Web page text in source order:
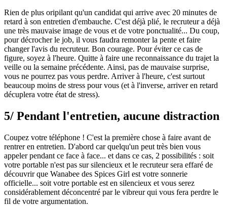
Rien de plus oripilant qu'un candidat qui arrive avec 20 minutes de
retard à son entretien d'embauche. C'est déjà plié, le recruteur a déjà
une très mauvaise image de vous et de votre ponctualité... Du coup,
pour décrocher le job, il vous faudra remonter la pente et faire
changer l'avis du recruteur. Bon courage. Pour éviter ce cas de
figure, soyez à l'heure. Quitte à faire une reconnaissance du trajet la
veille ou la semaine précédente. Ainsi, pas de mauvaise surprise,
vous ne pourrez pas vous perdre. Arriver à l'heure, c'est surtout
beaucoup moins de stress pour vous (et à l'inverse, arriver en retard
décuplera votre état de stress).
5/ Pendant l'entretien, aucune distraction
Coupez votre téléphone ! C'est la première chose à faire avant de
rentrer en entretien. D'abord car quelqu'un peut très bien vous
appeler pendant ce face à face... et dans ce cas, 2 possibilités : soit
votre portable n'est pas sur silencieux et le recruteur sera effaré de
découvrir que Wanabee des Spices Girl est votre sonnerie
officielle... soit votre portable est en silencieux et vous serez
considérablement déconcentré par le vibreur qui vous fera perdre le
fil de votre argumentation.